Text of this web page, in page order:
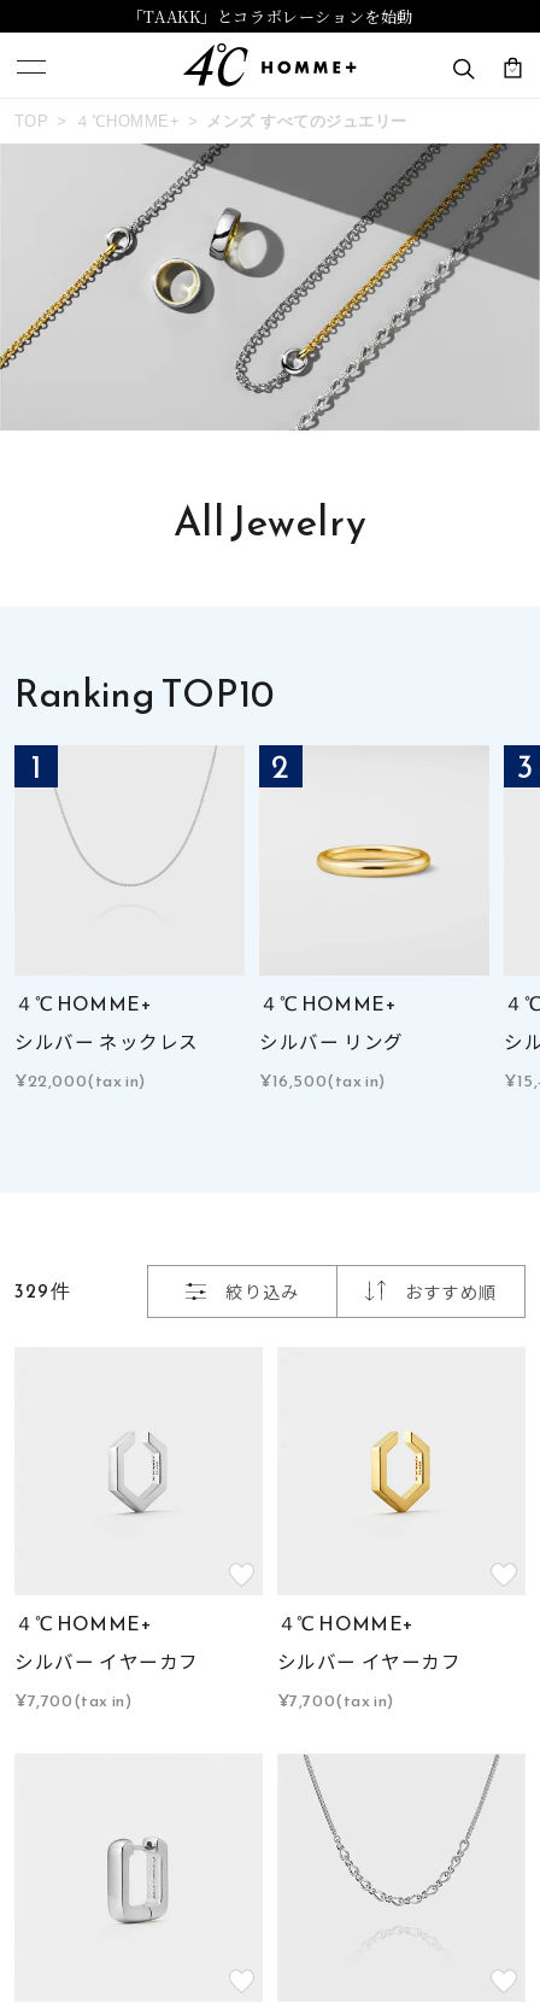
「TAAKK」とコラボレーションを始動
キーワードで検索する
人気検索キーワード
#summer #ダイヤモンド ネックレス
#くまのプーさん #ペア #エタニティ
ブランド ４℃ HOMME+
誕生石
モチーフ
ト
着用シーン
リングサイズ
～
在庫ありのみ
TOP ４℃HOMME+ メンズ すべてのジュエリー
All Jewelry
Ranking TOP10
1
４℃ HOMME+
シルバー ネックレス
¥22,000(tax in)
2
４℃ HOMME+
シルバー リング
¥16,500(tax in)
3
４
シ
329件 絞り込み おすすめ順
おすすめ順
価格が高い
新着順
並び替え
４℃ HOMME+
シルバー イヤーカフ
¥7,700(tax in)
４℃ HOMME+
シルバー イヤーカフ
¥7,700(tax in)